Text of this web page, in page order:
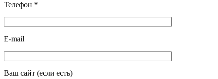
Телефон *
E-mail
Ваш сайт (если есть)